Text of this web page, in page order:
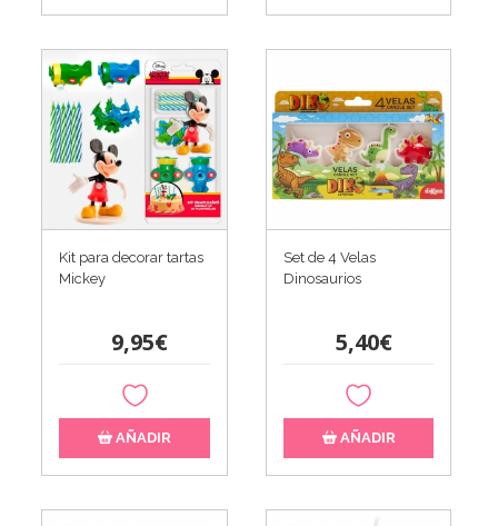
Kit para decorar tartas
Mickey
9,95€
AÑADIR
Set de 4 Velas
Dinosaurios
5,40€
AÑADIR